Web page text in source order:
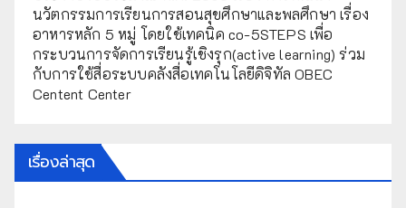
นวัตกรรมการเรียนการสอนสุขศึกษาและพลศึกษา เรื่อง
อาหารหลัก 5 หมู่ โดยใช้เทคนิค co-5STEPS เพื่อ
กระบวนการจัดการเรียนรู้เชิงรุก(active learning) ร่วม
กับการใช้สื่อระบบคลังสื่อเทคโนโลยีดิจิทัล OBEC
Centent Center
เรื่องล่าสุด